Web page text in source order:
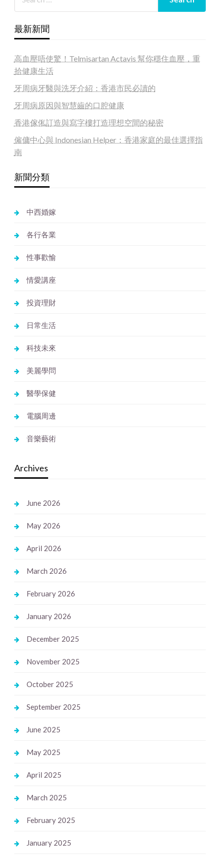
最新新聞
高血壓唔使驚！Telmisartan Actavis 幫你穩住血壓，重
拾健康生活
牙周病牙醫與洗牙介紹：香港市民必讀的
牙周病原因與智慧齒的口腔健康
香港傢俬訂造與寫字樓打造理想空間的秘密
僱傭中心與 Indonesian Helper：香港家庭的最佳選擇指
南
新聞分類
中西婚嫁
各行各業
性事歡愉
情愛講座
投資理財
日常生活
科技未來
美麗學問
醫學保健
電腦周邊
音樂藝術
Archives
June 2026
May 2026
April 2026
March 2026
February 2026
January 2026
December 2025
November 2025
October 2025
September 2025
June 2025
May 2025
April 2025
March 2025
February 2025
January 2025